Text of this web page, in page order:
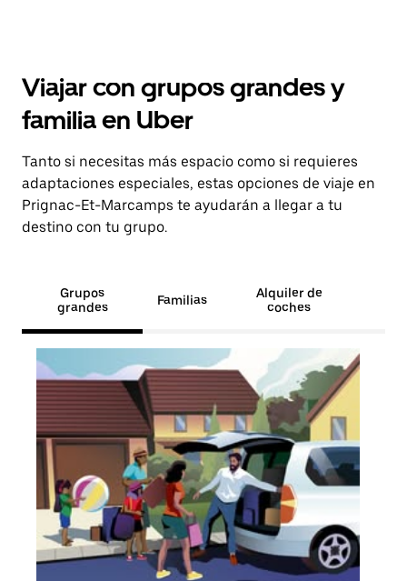
Viajar con grupos grandes y
familia en Uber
Tanto si necesitas más espacio como si requieres
adaptaciones especiales, estas opciones de viaje en
Prignac-Et-Marcamps te ayudarán a llegar a tu
destino con tu grupo.
Grupos
grandes
Familias
Alquiler de
coches